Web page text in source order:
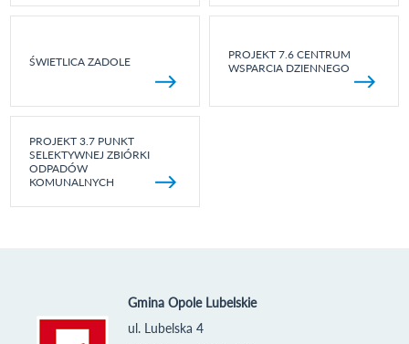
ŚWIETLICA ZADOLE
PROJEKT 7.6 CENTRUM
WSPARCIA DZIENNEGO
PROJEKT 3.7 PUNKT
SELEKTYWNEJ ZBIÓRKI
ODPADÓW
KOMUNALNYCH
Gmina Opole Lubelskie
ul. Lubelska 4